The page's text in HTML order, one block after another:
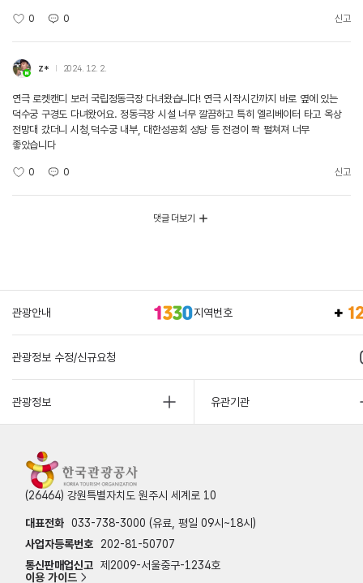
0 0 신고
z* 2024. 12. 2.
연극 로켓캔디 보러 국립정동극장 다녀왔습니다! 연극 시작시간까지 바로 옆에 있는
덕수궁 구경도 다녀왔어요. 정동극장 시설 너무 깔끔하고 특히 엘리베이터 타고 옥상
전망대 갔더니 시청,덕수궁 내부, 대한성공회 성당 등 전경이 쫙 펼쳐져 너무
좋았습니다
0 0 신고
댓글 더보기
관광안내 지역번호
관광정보 수정/신규요청
관광정보 유관기관
(26464) 강원특별자치도 원주시 세계로 10
대표전화 033-738-3000 (유료, 평일 09시~18시)
사업자등록번호
202-81-50707
통신판매업신고 제2009-서울중구-1234호
이용 가이드